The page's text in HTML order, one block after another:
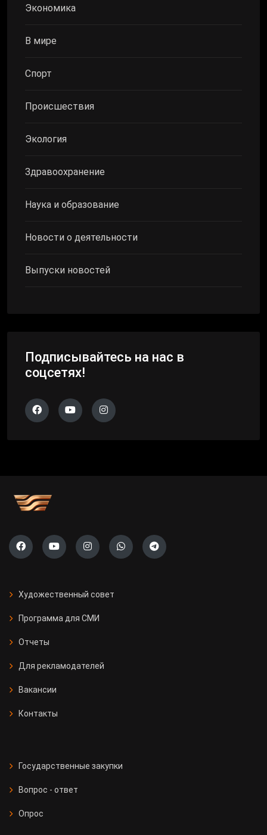
Экономика
В мире
Спорт
Происшествия
Экология
Здравоохранение
Наука и образование
Новости о деятельности
Выпуски новостей
Подписывайтесь на нас в
соцсетях!
Художественный совет
Программа для СМИ
Отчеты
Для рекламодателей
Вакансии
Контакты
Государственные закупки
Вопрос - ответ
Опрос